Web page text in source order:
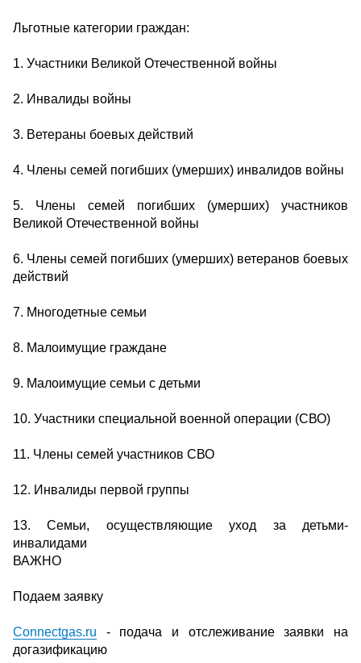
Льготные категории граждан:
1. Участники Великой Отечественной войны
2. Инвалиды войны
3. Ветераны боевых действий
4. Члены семей погибших (умерших) инвалидов войны
5. Члены семей погибших (умерших) участников
Великой Отечественной войны
6. Члены семей погибших (умерших) ветеранов боевых
действий
7. Многодетные семьи
8. Малоимущие граждане
9. Малоимущие семьи с детьми
10. Участники специальной военной операции (СВО)
11. Члены семей участников СВО
12. Инвалиды первой группы
13. Семьи, осуществляющие уход за детьми-
инвалидами
ВАЖНО
Подаем заявку
Connectgas.ru - подача и отслеживание заявки на
догазификацию